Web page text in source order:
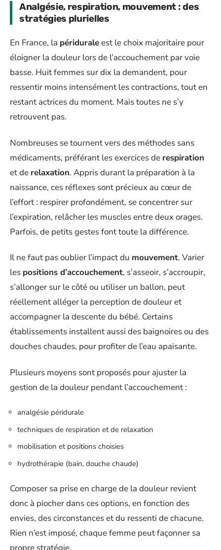
Analgésie, respiration, mouvement : des
stratégies plurielles
En France, la périduraleest le choix majoritaire pour
éloigner la douleur lors de l’accouchement par voie
basse. Huit femmes sur dix la demandent, pour
ressentir moins intensément les contractions, tout en
restant actrices du moment. Mais toutes ne s’y
retrouvent pas.
Nombreuses se tournent vers des méthodes sans
médicaments, préférant les exercices de respiration
et de relaxation. Appris durant la préparation à la
naissance, ces réflexes sont précieux au cœur de
l’effort : respirer profondément, se concentrer sur
l’expiration, relâcher les muscles entre deux orages.
Parfois, de petits gestes font toute la différence.
Il ne faut pas oublier l’impact du mouvement. Varier
les positions d’accouchement, s’asseoir, s’accroupir,
s’allonger sur le côté ou utiliser un ballon, peut
réellement alléger la perception de douleur et
accompagner la descente du bébé. Certains
établissements installent aussi des baignoires ou des
douches chaudes, pour profiter de l’eau apaisante.
Plusieurs moyens sont proposés pour ajuster la
gestion de la douleur pendant l’accouchement :
analgésie péridurale
techniques de respiration et de relaxation
mobilisation et positions choisies
hydrothérapie (bain, douche chaude)
Composer sa prise en charge de la douleur revient
donc à piocher dans ces options, en fonction des
envies, des circonstances et du ressenti de chacune.
Rien n’est imposé, chaque femme peut façonner sa